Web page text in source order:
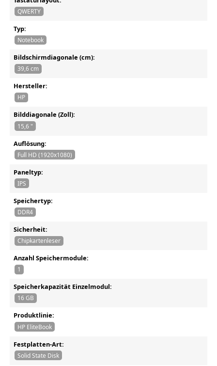
QWERTY
Typ:
Notebook
Bildschirmdiagonale (cm):
39,6 cm
Hersteller:
HP
Bilddiagonale (Zoll):
15,6 "
Auflösung:
Full HD (1920x1080)
Paneltyp:
IPS
Speichertyp:
DDR4
Sicherheit:
Chipkartenleser
Anzahl Speichermodule:
1
Speicherkapazität Einzelmodul:
16 GB
Produktlinie:
HP EliteBook
Festplatten-Art:
Solid State Disk